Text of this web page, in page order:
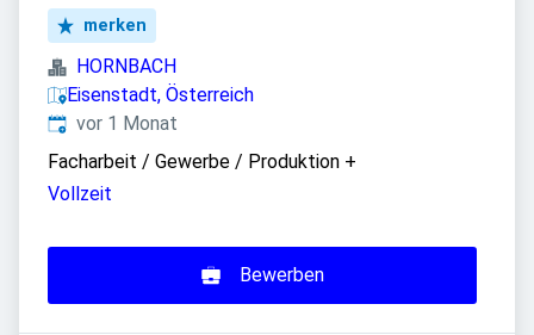
merken
HORNBACH
Eisenstadt, Österreich
Veröffentlicht:
vor 1 Monat
Facharbeit / Gewerbe / Produktion +
Vollzeit
Bewerben